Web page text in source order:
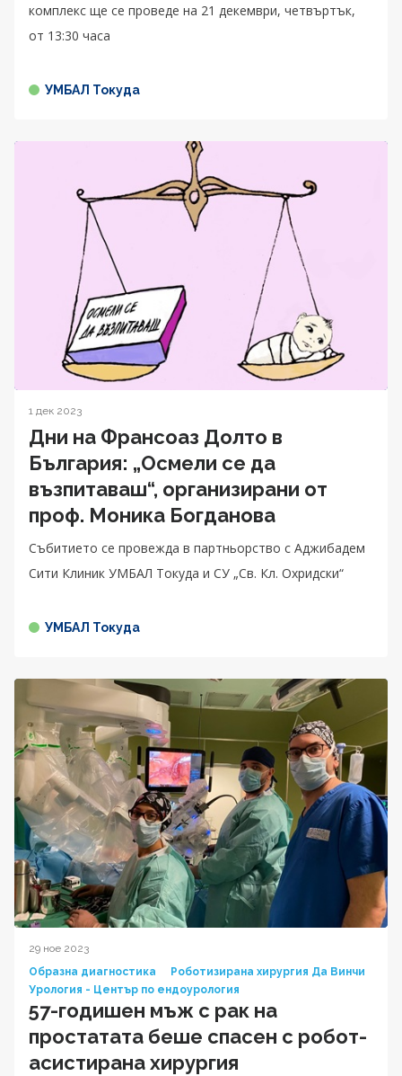
комплекс ще се проведе на 21 декември, четвъртък,
от 13:30 часа
УМБАЛ Токуда
1 дек 2023
Дни на Франсоаз Долто в
България: „Осмели се да
възпитаваш“, организирани от
проф. Моника Богданова
Събитието се провежда в партньорство с Аджибадем
Сити Клиник УМБАЛ Токуда и СУ „Св. Кл. Охридски“
УМБАЛ Токуда
29 ное 2023
Образна диагностика
Роботизирана хирургия Да Винчи
Урология - Център по ендоурология
57-годишен мъж с рак на
простатата беше спасен с робот-
асистирана хирургия